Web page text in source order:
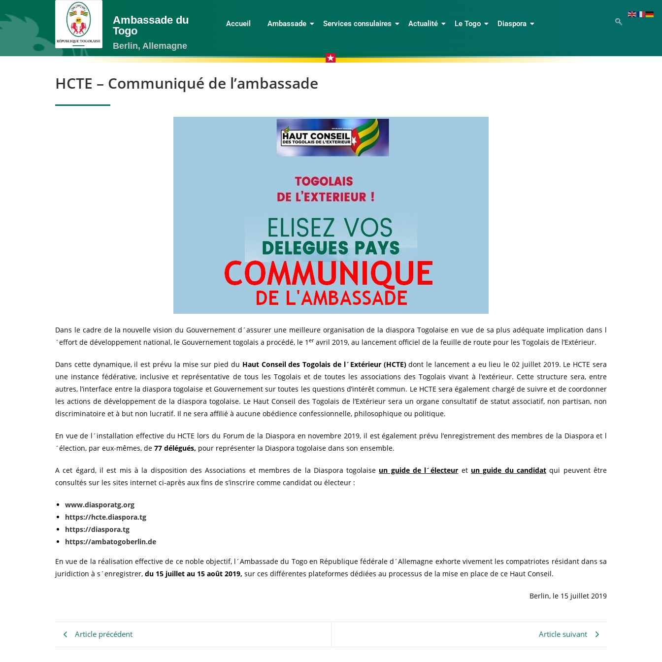
Ambassade du
Togo
Berlin, Allemagne
Accueil Ambassade Services consulaires Actualité Le Togo Diaspora
HCTE – Communiqué de l’ambassade
Dans le cadre de la nouvelle vision du Gouvernement d´assurer une meilleure organisation de la diaspora Togolaise en vue de sa plus adéquate implication dans l
´effort de développement national, le Gouvernement togolais a procédé, le 1 eravril 2019, au lancement officiel de la feuille de route pour les Togolais de l’Extérieur.
Dans cette dynamique, il est prévu la mise sur pied du Haut Conseil des Togolais de l´Extérieur (HCTE)dont le lancement a eu lieu le 02 juillet 2019. Le HCTE sera
une instance fédérative, inclusive et représentative de tous les Togolais et de toutes les associations des Togolais vivant à l’extérieur. Cette structure sera, entre
autres, l’interface entre la diaspora togolaise et Gouvernement sur toutes les questions d’intérêt commun. Le HCTE sera également chargé de suivre et de coordonner
les actions de développement de la diaspora togolaise. Le Haut Conseil des Togolais de l’Extérieur sera un organe consultatif de statut associatif, non partisan, non
discriminatoire et à but non lucratif. Il ne sera affilié à aucune obédience confessionnelle, philosophique ou politique.
En vue de l´installation effective du HCTE lors du Forum de la Diaspora en novembre 2019, il est également prévu l’enregistrement des membres de la Diaspora et l
´élection, par eux-mêmes, de 77 délégués, pour représenter la Diaspora togolaise dans son ensemble.
A cet égard, il est mis à la disposition des Associations et membres de la Diaspora togolaise un guide de l´électeur et un guide du candidat qui peuvent être
consultés sur les sites internet ci-après aux fins de s’inscrire comme candidat ou électeur :
www.diasporatg.org
https://hcte.diaspora.tg
https://diaspora.tg
https://ambatogoberlin.de
En vue de la réalisation effective de ce noble objectif, l´Ambassade du Togo en République fédérale d´Allemagne exhorte vivement les compatriotes résidant dans sa
juridiction à s´enregistrer, du 15 juillet au 15 août 2019, sur ces différentes plateformes dédiées au processus de la mise en place de ce Haut Conseil.
Berlin, le 15 juillet 2019
Article précédent Article suivant